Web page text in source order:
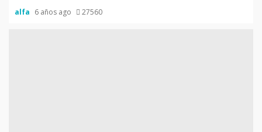
alfa 6 años ago 27560